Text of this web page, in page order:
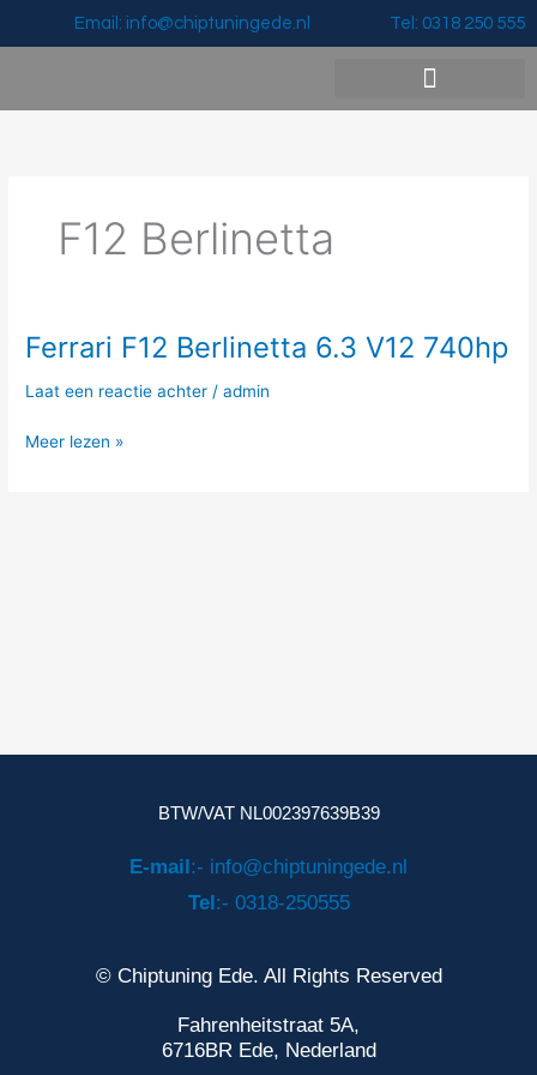
Email: info@chiptuningede.nl Tel: 0318 250 555
F12 Berlinetta
Ferrari F12 Berlinetta 6.3 V12 740hp
Laat een reactie achter /admin
Ferrari
Berlinetta
V12
Meer lezen »
BTW/VAT NL002397639B39
E-mail:- info@chiptuningede.nl
Tel:- 0318-250555
© Chiptuning Ede. All Rights Reserved
Fahrenheitstraat 5A,
6716BR Ede, Nederland